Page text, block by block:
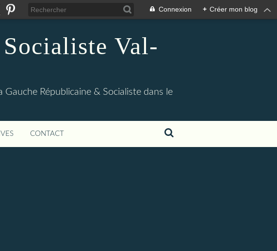
Connexion + Créer mon blog
Val-
Républicaine & Socialiste dans le
CONTACT